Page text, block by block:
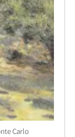
Carlo